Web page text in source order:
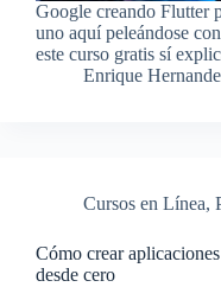
Google creando Flutter
uno aquí peleándose
este curso gratis sí
Enrique
Cursos en Línea,
Cómo crear
desde cero